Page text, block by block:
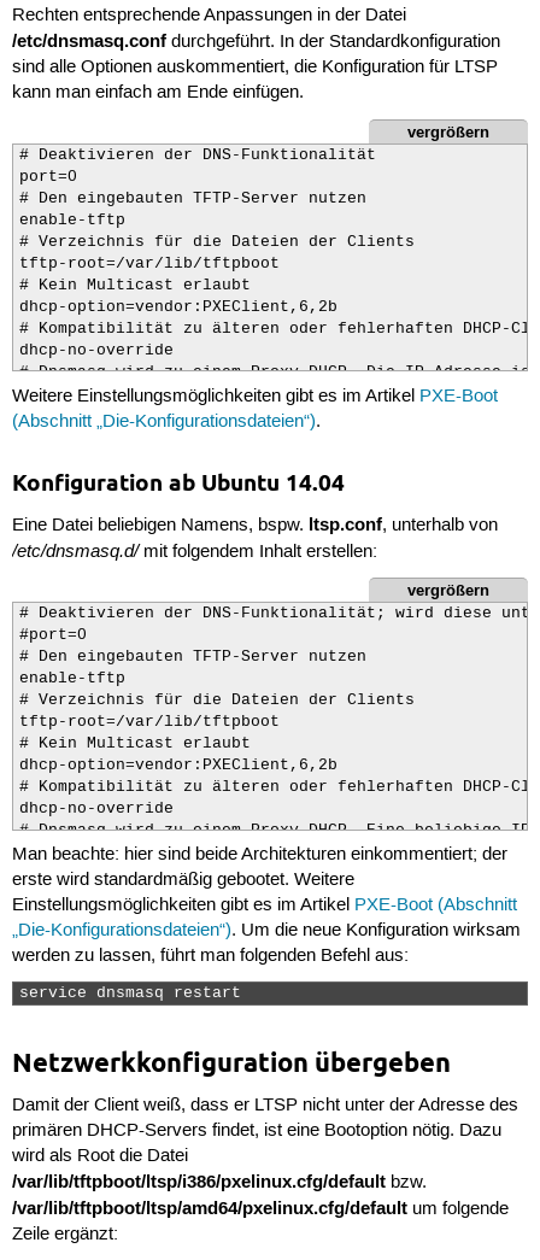
Rechten entsprechende Anpassungen in der Datei
/etc/dnsmasq.confdurchgeführt. In der Standardkonfiguration
sind alle Optionen auskommentiert, die Konfiguration für LTSP
kann man einfach am Ende einfügen.
vergrößern
# Deaktivieren der DNS-Funktionalität
port=0
# Den eingebauten TFTP-Server nutzen
enable-tftp
# Verzeichnis für die Dateien der Clients
tftp-root=/var/lib/tftpboot
# Kein Multicast erlaubt
dhcp-option=vendor:PXEClient,6,2b
# Kompatibilität zu älteren oder fehlerhaften DHCP-
dhcp-no-override
# Dnsmasq wird zu einem Proxy-DHCP. Die IP-Adresse
dhcp-range=192.168.1.5,proxy
# Ein PXE-Menü wird benötigt, sonst funktioniert
pxe-service=X86PC, "Netzwerkboot", /ltsp/i386/pxelinux
# Netzwerkboot abbrechen
pxe-service=X86PC, "Lokale Festplatte", 0
Weitere Einstellungsmöglichkeiten gibt es im Artikel PXE-Boot
(Abschnitt „Die-Konfigurationsdateien“).
Konfiguration ab Ubuntu 14.04
Eine Datei beliebigen Namens, bspw. ltsp.conf, unterhalb von
/etc/dnsmasq.d/mit folgendem Inhalt erstellen:
vergrößern
# Deaktivieren der DNS-Funktionalität; wird diese
#port=0
# Den eingebauten TFTP-Server nutzen
enable-tftp
# Verzeichnis für die Dateien der Clients
tftp-root=/var/lib/tftpboot
# Kein Multicast erlaubt
dhcp-option=vendor:PXEClient,6,2b
# Kompatibilität zu älteren oder fehlerhaften DHCP-
dhcp-no-override
# Dnsmasq wird zu einem Proxy-DHCP. Eine beliebige
dhcp-range=192.168.178.80,proxy
# Ein PXE-Menü wird benötigt, sonst funktioniert
pxe-prompt="F8 druecken fuer Bootoptionen", 3
# Eintrag für Netzwerkboot
pxe-service=X86PC, "Netzwerkboot i386", /ltsp/i386/
pxe-service=X86PC, "Netzwerkboot amd64", /ltsp/amd64/
# Netzwerkboot abbrechen
pxe-service=X86PC, "Lokale Festplatte", 0
Man beachte: hier sind beide Architekturen einkommentiert; der
erste wird standardmäßig gebootet. Weitere
Einstellungsmöglichkeiten gibt es im Artikel PXE-Boot (Abschnitt
„Die-Konfigurationsdateien“). Um die neue Konfiguration wirksam
werden zu lassen, führt man folgenden Befehl aus:
service dnsmasq restart
Netzwerkkonfiguration übergeben
Damit der Client weiß, dass er LTSP nicht unter der Adresse des
primären DHCP-Servers findet, ist eine Bootoption nötig. Dazu
wird als Root die Datei
/var/lib/tftpboot/ltsp/i386/pxelinux.cfg/defaultbzw.
/var/lib/tftpboot/ltsp/amd64/pxelinux.cfg/defaultum folgende
Zeile ergänzt: